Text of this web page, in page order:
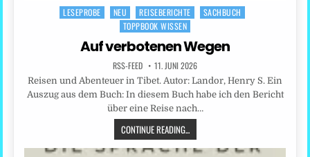
Posted
LESEPROBE NEU REISEBERICHTE
SACHBUCH
TOPPBOOK WISSEN
Auf verbotenen Wegen
RSS-FEED 11. JUNI 2026
Reisen und Abenteuer in Tibet. Autor: Landor, Henry S. Ein
Auszug aus dem Buch: In diesem Buch habe ich den Bericht
über eine Reise nach…
CONTINUE READING...